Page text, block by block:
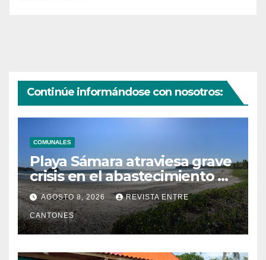
Continúe informándose con nosotros:
COMUNALES
Playa Sámara atraviesa grave
crisis en el abastecimiento de
agua potable
AGOSTO 8, 2026 REVISTA ENTRE
CANTONES